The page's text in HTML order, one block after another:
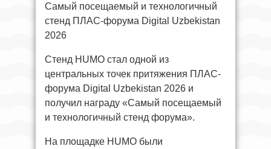
Самый посещаемый и технологичный
стенд ПЛАС-форума Digital Uzbekistan
2026
Стенд HUMO стал одной из
центральных точек притяжения ПЛАС-
форума Digital Uzbekistan 2026 и
получил награду «Самый посещаемый
и технологичный стенд форума».
На площадке HUMO были